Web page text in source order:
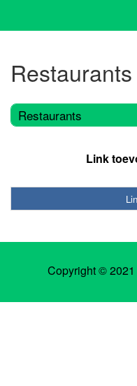
Restaurants
Restaurants
Link
Copyright ©